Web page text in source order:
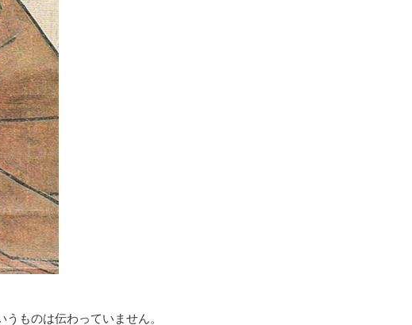
ものは伝わっていません。